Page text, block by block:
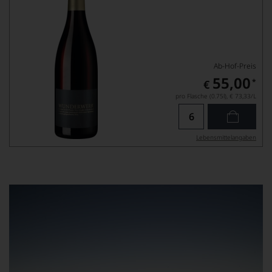
Ab-Hof-Preis
€ 55,00 *
pro Flasche (0.75l), € 73,33/L
Lebensmittel­angaben